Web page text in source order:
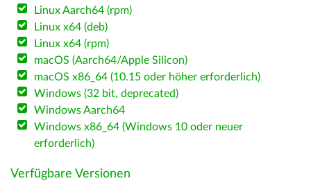
Linux Aarch64 (rpm)
Linux x64 (deb)
Linux x64 (rpm)
macOS (Aarch64/Apple Silicon)
macOS x86_64 (10.15 oder höher erforderlich)
Windows (32 bit, deprecated)
Windows Aarch64
Windows x86_64 (Windows 10 oder neuer
erforderlich)
Verfügbare Versionen